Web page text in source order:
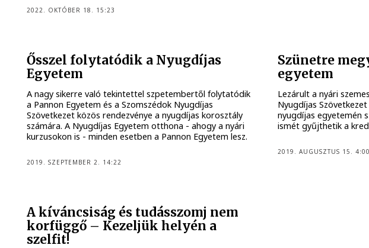
2022. OKTÓBER 18. 15:23
Ősszel folytatódik a Nyugdíjas
Egyetem
A nagy sikerre való tekintettel szpetembertől folytatódik
a Pannon Egyetem és a Szomszédok Nyugdíjas
Szövetkezet közös rendezvénye a nyugdíjas korosztály
számára. A Nyugdíjas Egyetem otthona - ahogy a nyári
kurzusokon is - minden esetben a Pannon Egyetem lesz.
2019. SZEPTEMBER 2. 14:22
Szünetre
egyetem
Lezárult a nyári
Nyugdíjas
nyugdíjas egyetemén
ismét gyűjthetik a
2019. AUGUSZTUS 15. 4:00
A kíváncsiság és tudásszomj nem
korfüggő – Kezeljük helyén a
szelfit!